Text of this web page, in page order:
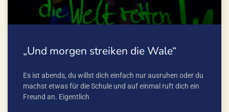
„Und morgen streiken die Wale“
Es ist abends, du willst dich einfach nur ausruhen oder du
machst etwas für die Schule und auf einmal ruft dich ein
Freund an. Eigentlich